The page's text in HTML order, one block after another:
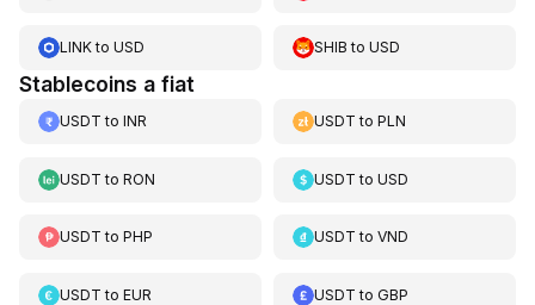
LINKto USD SHIB toUSD
Stablecoins a fiat
USDT to INR USDT toPLN
USDT to RON USDT toUSD
USDT to PHP USDT toVND
USDT to EUR USDT toGBP